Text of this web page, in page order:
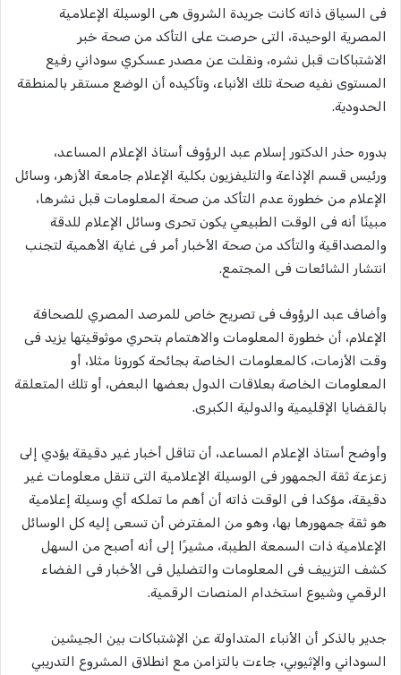
فى السياق ذاته كانت جريدة الشروق هى الوسيلة الإعلامية
المصرية الوحيدة، التى حرصت على التأكد من صحة خبر
الاشتباكات قبل نشره، ونقلت عن مصدر عسكري سوداني رفيع
المستوى نفيه صحة تلك الأنباء، وتأكيده أن الوضع مستقر بالمنطقة
الحدودية.
بدوره حذر الدكتور إسلام عبد الرؤوف أستاذ الإعلام المساعد،
ورئيس قسم الإذاعة والتليفزيون بكلية الإعلام جامعة الأزهر، وسائل
الإعلام من خطورة عدم التأكد من صحة المعلومات قبل نشرها،
مبينًا أنه فى الوقت الطبيعي يكون تحرى وسائل الإعلام للدقة
والمصداقية والتأكد من صحة الأخبار أمر فى غاية الأهمية لتجنب
انتشار الشائعات فى المجتمع.
وأضاف عبد الرؤوف فى تصريح خاص للمرصد المصري للصحافة
الإعلام، أن خطورة المعلومات والاهتمام بتحري موثوقيتها يزيد فى
وقت الأزمات، كالمعلومات الخاصة بجائحة كورونا مثلا، أو
المعلومات الخاصة بعلاقات الدول بعضها البعض، أو تلك المتعلقة
بالقضايا الإقليمية والدولية الكبرى.
وأوضح أستاذ الإعلام المساعد، أن تناقل أخبار غير دقيقة يؤدي إلى
زعزعة ثقة الجمهور فى الوسيلة الإعلامية التى تنقل معلومات غير
دقيقة، مؤكدا فى الوقت ذاته أن أهم ما تملكه أي وسيلة إعلامية
هو ثقة جمهورها بها، وهو من المفترض أن تسعى إليه كل الوسائل
الإعلامية ذات السمعة الطيبة، مشيرًا إلى أنه أصبح من السهل
كشف التزييف فى المعلومات والتضليل فى الأخبار فى الفضاء
الرقمي وشيوع استخدام المنصات الرقمية.
جدير بالذكر أن الأنباء المتداولة عن الإشتباكات بين الجيشين
السوداني والإثيوبي، جاءت بالتزامن مع انطلاق المشروع التدريبي